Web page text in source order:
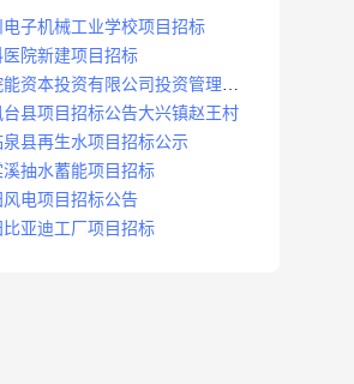
电子机械工业学校项目招标
医院新建项目招标
能资本投资有限公司投资管理系
招标
台县项目招标公告大兴镇赵王村
泉县再生水项目招标公示
溪抽水蓄能项目招标
风电项目招标公告
比亚迪工厂项目招标